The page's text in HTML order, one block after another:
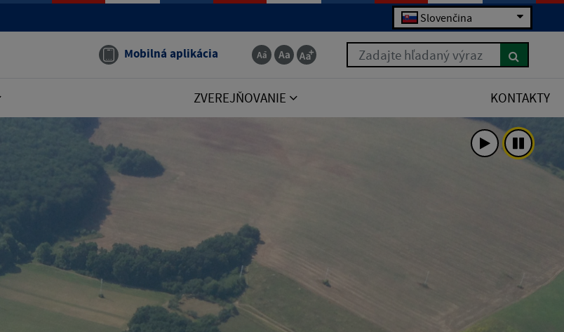
Slovenčina
Mobilná aplikácia Zadajte hľadaný výraz
ZVEREJŇOVANIE KONTAKTY